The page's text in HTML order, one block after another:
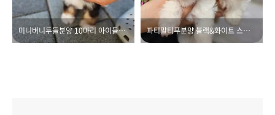
미니버니두들분양 10마리 아이들을 한 곳에서 파티말티푸분양 블랙&화이트 스누피같아요